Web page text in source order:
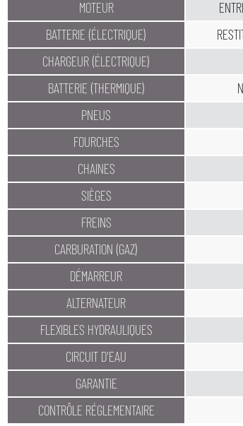
MOTEUR
BATTERIE (ÉLECTRIQUE)
CHARGEUR (ÉLECTRIQUE)
BATTERIE (THERMIQUE)
PNEUS
FOURCHES
CHAINES
SIÈGES
FREINS
CARBURATION (GAZ)
DÉMARREUR
ALTERNATEUR
FLEXIBLES HYDRAULIQUES
CIRCUIT D'EAU
GARANTIE
CONTRÔLE RÉGLEMENTAIRE